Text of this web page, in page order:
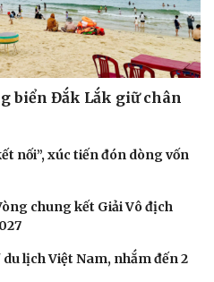
biển Đắk Lắk giữ chân
nối”, xúc tiến đón dòng vốn
chung kết Giải Vô địch
lịch Việt Nam, nhắm đến 2